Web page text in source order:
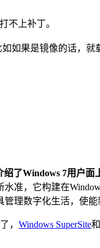
不上补丁。
如果是镜像的话，就
绍了Windows 7用户面
，它构建在
理数字化生活，使能
， Windows SuperSite和